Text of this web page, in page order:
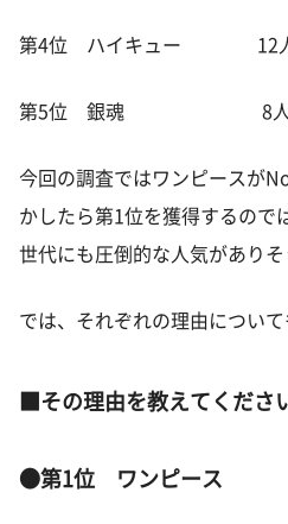
第4位 ハイキュー 12人
第5位 銀魂 8人（
今回の調査ではワンピースが
かしたら第1位を獲得するので
世代にも圧倒的な人気がありそ
では、それぞれの理由につい
■その理由を教えてくださ
●第1位 ワンピース